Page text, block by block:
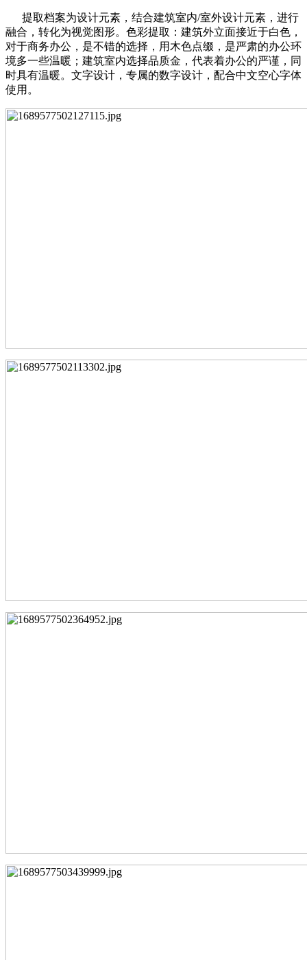
提取档案为设计元素，结合建筑室内/室外设计元素，进行
融合，转化为视觉图形。色彩提取：建筑外立面接近于白色，
对于商务办公，是不错的选择，用木色点缀，是严肃的办公环
境多一些温暖；建筑室内选择品质金，代表着办公的严谨，同
时具有温暖。文字设计，专属的数字设计，配合中文空心字体
使用。